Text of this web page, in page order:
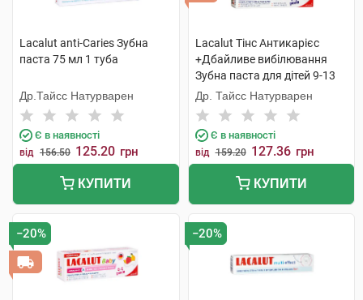
Lacalut anti-Caries Зубна
паста 75 мл 1 туба
Др.Тайсс Натурварен
Є в наявності
від 156.50 125.20 грн
КУПИТИ
Lacalut Тінс Антикарієс
+Дбайливе вибілювання
Зубна паста для дітей 9-13
років 55 мл 1 туба
Др. Тайсс Натурварен
Є в наявності
від 159.20 127.36 грн
КУПИТИ
−20% −20%